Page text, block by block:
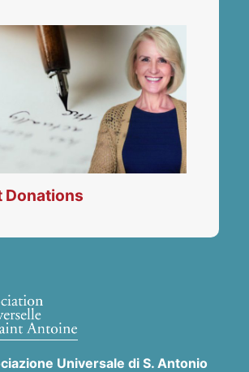
Donations
Universale di S. Antonio